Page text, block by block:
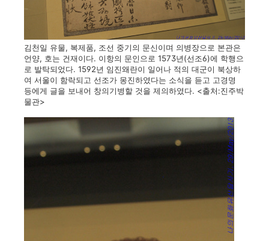
김천일 유물, 복제품, 조선 중기의 문신이며 의병장으로 본관은
언양, 호는 건재이다. 이항의 문인으로 1573년(선조6)에 학행으
로 발탁되었다. 1592년 임진왜란이 일어나 적의 대군이 북상하
여 서울이 함락되고 선조가 몽진하였다는 소식을 듣고 고경명
등에게 글을 보내어 창의기병할 것을 제의하였다. <출처:진주박
물관>